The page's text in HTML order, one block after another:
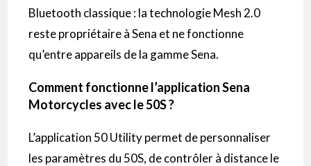
Bluetooth classique : la technologie Mesh 2.0
reste propriétaire à Sena et ne fonctionne
qu’entre appareils de la gamme Sena.
Comment fonctionne l’application Sena
Motorcycles avec le 50S ?
L’application 50 Utility permet de personnaliser
les paramètres du 50S, de contrôler à distance le